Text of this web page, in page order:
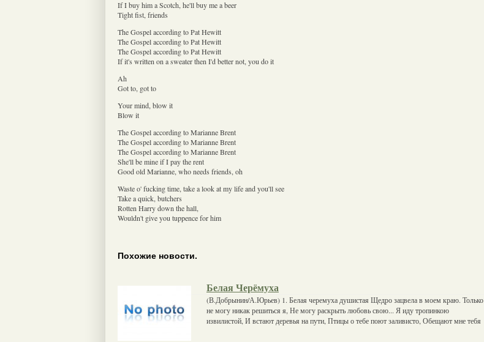
If I buy him a Scotch, he'll buy me a beer
Tight fist, friends
The Gospel according to Pat Hewitt
The Gospel according to Pat Hewitt
The Gospel according to Pat Hewitt
If it's written on a sweater then I'd better not, you do it
Ah
Got to, got to
Your mind, blow it
Blow it
The Gospel according to Marianne Brent
The Gospel according to Marianne Brent
The Gospel according to Marianne Brent
She'll be mine if I pay the rent
Good old Marianne, who needs friends, oh
Waste o' fucking time, take a look at my life and you'll see
Take a quick, butchers
Rotten Harry down the hall,
Wouldn't give you tuppence for him
Похожие новости.
Белая Черёмуха
(В.Добрынин/А.Юрьев) 1. Белая черемуха душистая Щедро зацвела в моем краю. Только
не могу никак решиться я, Не могу раскрыть любовь свою... Я иду тропинкою
извилистой, И встают деревья на пути, Птицы о тебе поют заливисто, Обещают мне тебя